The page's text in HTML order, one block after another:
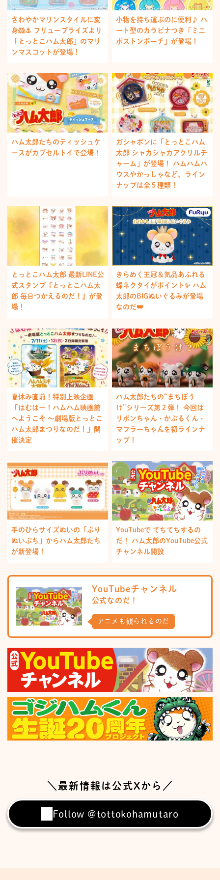
さわやかマリンスタイルに変
身🐹⚓️ フリュープライズより
「とっとこハム太郎」のマリ
ンマスコットが登場！
小物を持ち運ぶのに便利♪ ハ
ート型のカラビナつき「ミニ
ボストンポーチ」が登場！
ハム太郎たちのティッシュケ
ースがカプセルトイで登場！
ガシャポンに「とっとこハム
太郎 シャカシャカアクリルチ
ャーム」が登場！ ハムハムハ
ウスやかっしゃなど、ライン
ナップは全５種類！
とっとこハム太郎 最新LINE公
式スタンプ『とっとこハム太
郎 毎日つかえるのだ！』が登
場！
きらめく王冠＆気品あふれる
蝶ネクタイがポイント✨ ハム
太郎のBIGぬいぐるみが登場
なのだ👑
夏休み直前！特別上映企画
「はむはー！ハムハム映画館
へようこそ ～劇場版とっとこ
ハム太郎まつりなのだ！」開
催決定
ハム太郎たちの“まちぼう
け”シリーズ第２弾！ 今回は
リボンちゃん・かぶるくん・
マフラーちゃんを初ラインナ
ップ！
手のひらサイズぬいの「ぷり
ぬいぷち」からハム太郎たち
が新登場！
YouTubeで てちてちするの
だ！ ハム太郎のYouTube公式
チャンネル開設
YouTubeチャンネル
公式なのだ！
アニメも観られるのだ
＼最新情報は公式Xから／
Follow @tottokohamutaro